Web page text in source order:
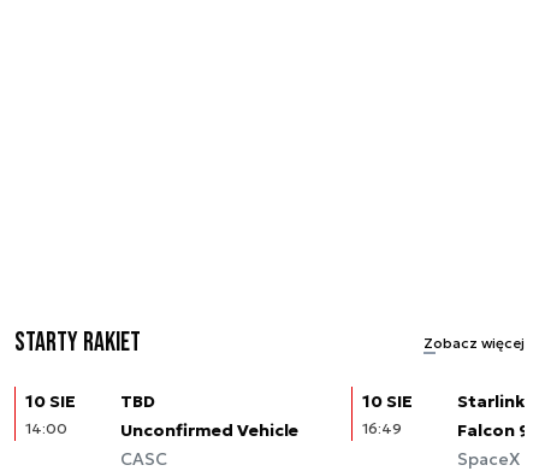
Starty rakiet Zobacz więcej
10 SIE
14:00
TBD
Unconfirmed Vehicle
CASC
10 SIE
16:49
Starlink
Falcon 9
SpaceX